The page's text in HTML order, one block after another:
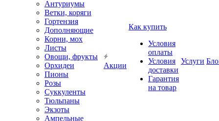
Антуриумы
Ветки, коряги
Гортензия
Дополняющие
Корни, мох
Листы
Овощи, фрукты
Орхидеи
Пионы
Розы
Суккуленты
Тюльпаны
Экзоты
Ампельные
Акции
Как купить
Условия
оплаты
Условия
доставки
Гарантия
на товар
Услуги